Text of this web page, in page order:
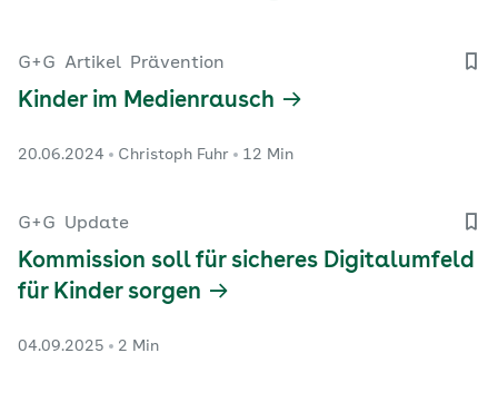
G+G Artikel Prävention
Kinder im Medienrausch
20.06.2024 Christoph Fuhr 12 Min
G+G Update
Kommission soll für sicheres Digitalumfeld
für Kinder sorgen
04.09.2025 2 Min